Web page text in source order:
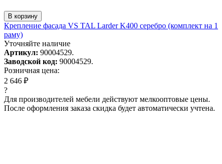
В корзину
Крепление фасада VS TAL Larder K400 серебро (комплект на 1
раму)
Уточняйте наличие
Артикул: 90004529.
Заводской код: 90004529.
Розничная цена:
2 646 ₽
?
Для производителей мебели действуют мелкооптовые цены.
После оформления заказа скидка будет автоматически учтена.